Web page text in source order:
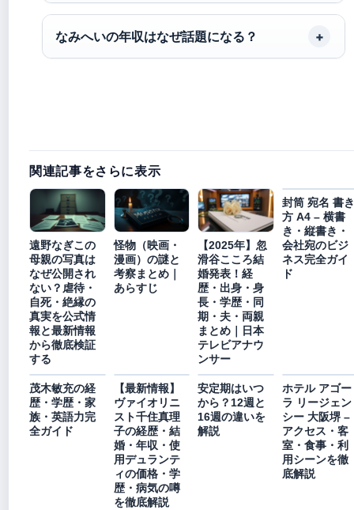
なみへいの年収はなぜ話題になる？
関連記事をさらに表示
遠野なぎこの
母親の写真は
なぜ公開され
ない？虐待・
自死・絶縁の
真実を公式情
報と最新情報
から徹底検証
する
怪物（映画・
漫画）の謎と
考察まとめ｜
あらすじ
【2025年】忽
滑谷こころ結
婚発表！経
歴・出身・身
長・学歴・同
期・夫・両親
まとめ｜日本
テレビアナウ
ンサー
封筒 宛名 書き
方 A4 – 横書
き・縦書き・
会社宛のビジ
ネス完全ガイ
ド
茂木敏充の経
歴・学歴・家
族・英語力完
全ガイド
【最新情報】
ヴァイオリニ
スト千住真理
子の経歴・結
婚・年収・使
用デュランテ
ィの価格・学
歴・病気の噂
を徹底解説
安定期はいつ
から？12週と
16週の違いを
解説
ホテル アゴー
ラ リージェン
シー 大阪堺 –
アクセス・客
室・食事・利
用シーンを徹
底解説